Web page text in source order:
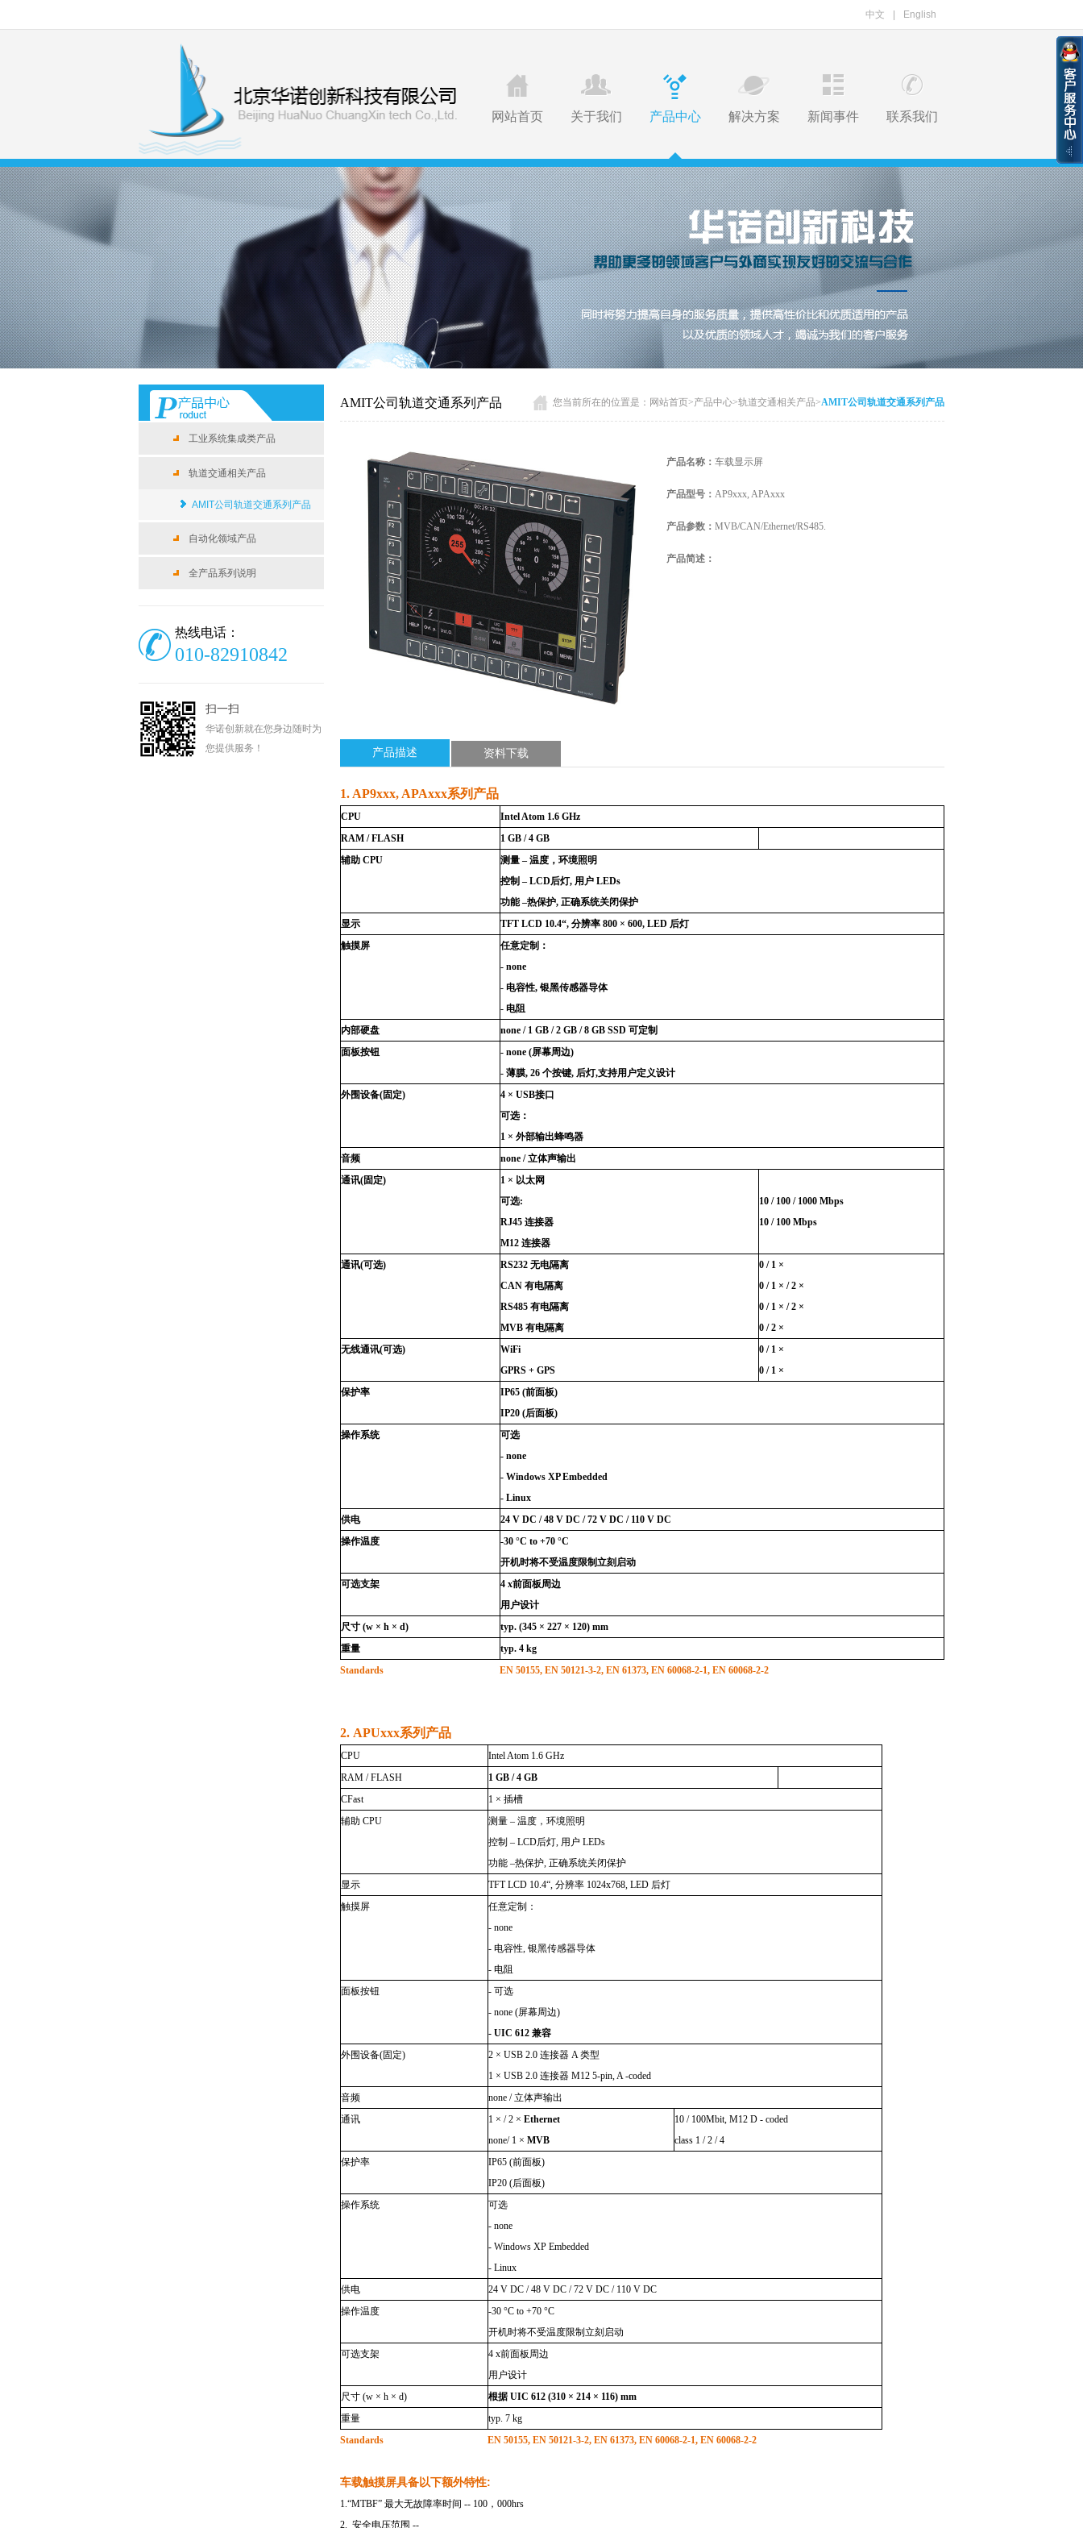
中文 English
网站首页 关于我们 产品中心 解决方案 新闻事件 联系我们
工业系统集成类产品
轨道交通相关产品
AMIT公司轨道交通系列产品
自动化领域产品
全产品系列说明
热线电话：
010-82910842
扫一扫
华诺创新就在您身边随时为
您提供服务！
AMIT公司轨道交通系列产品 您当前所在的位置是： 网站首页>产品中心>轨道交通相关产品>AMIT公司轨道交通系列产品
产品名称： 车载显示屏
产品型号： AP9xxx, APAxxx
产品参数： MVB/CAN/Ethernet/RS485.
产品简述：
产品描述 资料下载
1. AP9xxx, APAxxx系列产品
CPU Intel Atom 1.6 GHz
RAM / FLASH
1 GB / 4 GB
辅助 CPU 测量 – 温度，环境照明
控制 – LCD后灯, 用户 LEDs
功能–热保护, 正确系统关闭保护
显示
TFT LCD 10.4“, 分辨率 800 × 600, LED 后灯
触摸屏
任意定制：
- none
- 电容性, 银黑传感器导体
- 电阻
内部硬盘
none / 1 GB / 2 GB / 8 GB SSD 可定制
面板按钮
- none (屏幕周边)
- 薄膜, 26 个按键, 后灯,支持用户定义设计
外围设备(固定) 4 × USB接口
可选：
1 × 外部输出蜂鸣器
音频
none /立体声输出
通讯(固定) 1 × 以太网
可选:
RJ45 连接器
M12 连接器
10 / 100 / 1000 Mbps
10 / 100 Mbps
通讯(可选) RS232 无电隔离
CAN 有电隔离
RS485 有电隔离
MVB 有电隔离
0 / 1 ×
0 / 1 × / 2 ×
0 / 1 × / 2 ×
0 / 2 ×
无线通讯(可选)
WiFi
GPRS + GPS
0 / 1 ×
0 / 1 ×
保护率
IP65 (前面板)
IP20 (后面板)
操作系统
可选
- none
- Windows XP Embedded
- Linux
供电
24 V DC / 48 V DC / 72 V DC / 110 V DC
操作温度
-30 °C to +70 °C
开机时将不受温度限制立刻启动
可选支架
4 x前面板周边
用户设计
尺寸 (w × h × d)
typ. (345 × 227 × 120) mm
重量
typ. 4 kg
Standards
EN 50155, EN 50121-3-2, EN 61373, EN 60068-2-1, EN 60068-2-2
2. APUxxx系列产品
CPU Intel Atom 1.6 GHz
RAM / FLASH
1 GB / 4 GB
CFast
1 × 插槽
辅助 CPU 测量 – 温度，环境照明
控制 – LCD后灯, 用户 LEDs
功能 –热保护, 正确系统关闭保护
显示
TFT LCD 10.4“, 分辨率 1024x768, LED 后灯
触摸屏
任意定制：
- none
- 电容性, 银黑传感器导体
- 电阻
面板按钮
- 可选
- none (屏幕周边)
- UIC 612 兼容
外围设备(固定) 2 × USB 2.0 连接器 A类型
1 × USB 2.0 连接器 M12 5-pin, A -coded
音频
none /立体声输出
通讯
1 × / 2 × Ethernet
none/ 1 × MVB
10 / 100Mbit, M12 D - coded
class 1 / 2 / 4
保护率
IP65 (前面板)
IP20 (后面板)
操作系统
可选
- none
- Windows XP Embedded
- Linux
供电
24 V DC / 48 V DC / 72 V DC / 110 V DC
操作温度
-30 °C to +70 °C
开机时将不受温度限制立刻启动
可选支架
4 x前面板周边
用户设计
尺寸 (w × h × d) 根据 UIC 612 (310 × 214 × 116) mm
重量
typ. 7 kg
Standards
EN 50155, EN 50121-3-2, EN 61373, EN 60068-2-1, EN 60068-2-2
车载触摸屏具备以下额外特性:
1.“MTBF” 最大无故障率时间 -- 100，000hrs
2. 安全电压范围 --